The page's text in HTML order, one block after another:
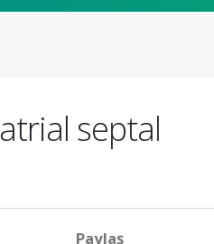
septal
Paylaş